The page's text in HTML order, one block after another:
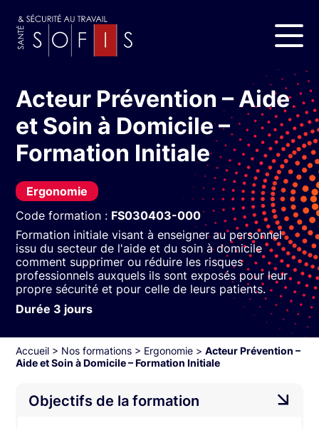
Acteur Prévention – Aide
et Soin à Domicile –
Formation Initiale
Ergonomie
Code formation : FS030403-000
Formation initiale visant à enseigner au personnel
issu du secteur de l'aide et du soin à domicile
comment supprimer ou réduire les risques
professionnels auxquels ils sont exposés pour leur
propre sécurité et pour celle de leurs patients.
Durée 3 jours
Accueil > Nos formations > Ergonomie >Acteur Prévention –
Aide et Soin à Domicile – Formation Initiale
Objectifs de la formation